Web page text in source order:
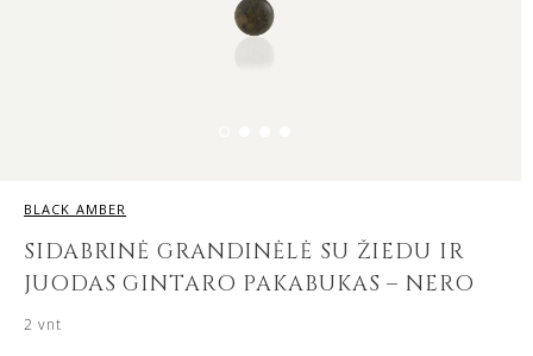
BLACK AMBER
SIDABRINĖ GRANDINĖLĖ SU ŽIEDU IR
JUODAS GINTARO PAKABUKAS – NERO
2 vnt